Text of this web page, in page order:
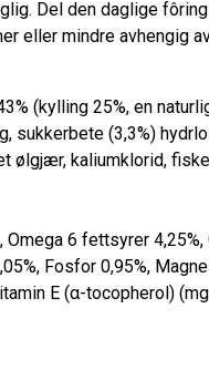
Del den daglige
eller mindre avhengig
(kylling 25%, en
sukkerbete (3,3%)
ølgjær, kaliumklorid,
Omega 6 fettsyrer
Fosfor 0,95%,
E (α-tocopherol)